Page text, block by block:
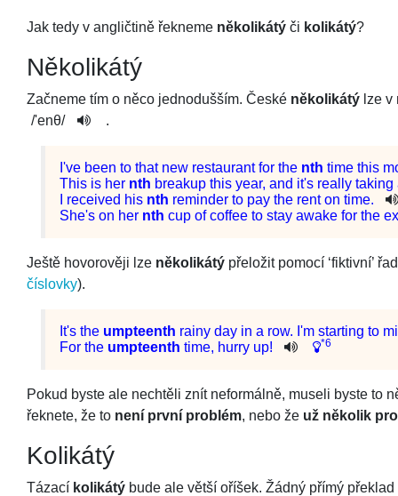
Jak tedy v angličtině řekneme několikátý či kolikátý?
Několikátý
Začneme tím o něco jednodušším. České několikátý lze
/'enθ/ .
've been to that new restaurant for the nth time this
This is her nth breakup this year, and it's really
received his nth reminder to pay the rent on time.
She's on her nth cup of coffee to stay awake for the
Ještě hovorověji lze několikátý přeložit pomocí ‘fiktivní’
číslovky).
It's the umpteenth rainy day in a row. 'm starting to
For the umpteenth time, hurry up! *6
Pokud byste ale nechtěli znít neformálně, museli byste to
řeknete, že to není první problém, nebo že už několik
Kolikátý
Tázací kolikátý bude ale větší oříšek. Žádný přímý